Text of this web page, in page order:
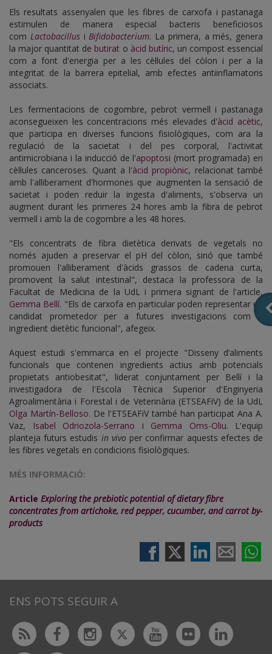
Els resultats assenyalen que les fibres de carxofa i pastanaga
estimulen de manera especial bacteris beneficiosos
com LactobacillusiBifidobacterium. La primera, a més, genera
la major quantitat de butirat o àcid butíric, un compost essencial
com a font d'energia per a les cèl·lules del còlon i per a la
integritat de la barrera epitelial, amb efectes antiinflamatoris
associats.
Les fermentacions de cogombre, pebrot vermell i pastanaga
aconsegueixen les concentracions més elevades d'àcid acètic,
que participa en diverses funcions fisiològiques, com ara la
regulació de la sacietat i del pes corporal, l'activitat
antimicrobiana i la inducció de l'apoptosi (mort programada) en
cèl·lules canceroses. Quant a l'àcid propiònic, relacionat també
amb l'alliberament d'hormones que augmenten la sensació de
sacietat i poden reduir la ingesta d'aliments, s'observa un
augment durant les primeres 24 hores amb la fibra de pebrot
vermell i amb la de cogombre a les 48 hores.
"Els concentrats de fibra dietètica derivats de vegetals no
només ajuden a preservar el pH del còlon, sinó que també
promouen l'alliberament d'àcids grassos de cadena curta,
promovent la salut intestinal", destaca la professora de la
Facultat de Medicina de la UdL i primera signant de l'article,
Gemma Bellí. "Els de carxofa en particular poden representar un
candidat prometedor per a futures investigacions com a
ingredient dietètic funcional", afegeix.
Aquest estudi s'emmarca en el projecte "Disseny d’aliments
funcionals que contenen ingredients actius amb potencials
propietats antiobesitat", liderat conjuntament per Bellí i la
investigadora de l'Escola Tècnica Superior d'Enginyeria
Agroalimentària i Forestal i de Veterinària (ETSEAFiV) de la UdL
Olga Martín-Belloso. De l'ETSEAFiV també han participat Ana A.
Vaz,
Isabel Odriozola-Serrano i Gemma Oms-Oliu. L'equip
planteja futurs estudis in vivo per confirmar aquests efectes de
les fibres vegetals en condicions fisiològiques.
MÉS INFORMACIÓ:
Article Exploring the prebiotic potential of dietary fibre
concentrates from artichoke, red pepper, cucumber, and carrot by-
products
ENS POTS SEGUIR A
Rss FacebookInstagram
TwitterYoutubeFlickr